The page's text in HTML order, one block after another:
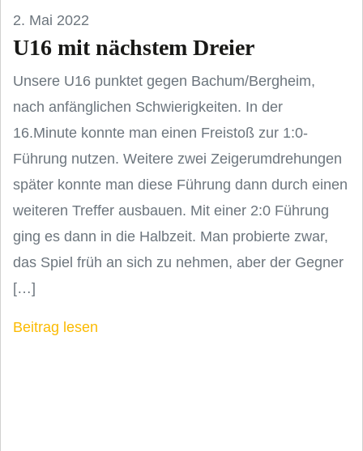
2. Mai 2022
U16 mit nächstem Dreier
Unsere U16 punktet gegen Bachum/Bergheim,
nach anfänglichen Schwierigkeiten. In der
16.Minute konnte man einen Freistoß zur 1:0-
Führung nutzen. Weitere zwei Zeigerumdrehungen
später konnte man diese Führung dann durch einen
weiteren Treffer ausbauen. Mit einer 2:0 Führung
ging es dann in die Halbzeit. Man probierte zwar,
das Spiel früh an sich zu nehmen, aber der Gegner
[…]
Beitrag lesen